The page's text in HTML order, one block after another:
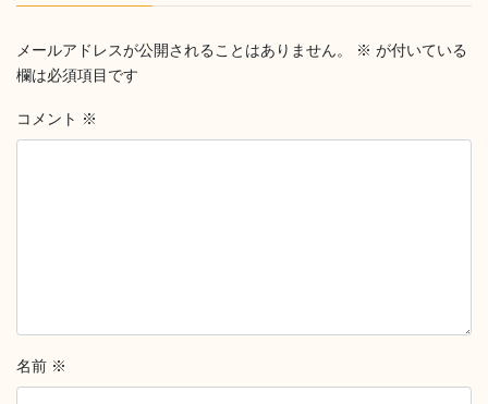
メールアドレスが公開されることはありません。 ※ が付いている
欄は必須項目です
コメント ※
名前 ※